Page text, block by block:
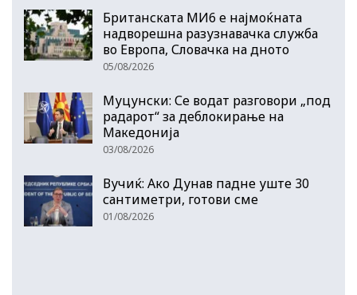
Британската МИ6 е најмоќната
надворешна разузнавачка служба
во Европа, Словачка на дното
05/08/2026
Муцунски: Се водат разговори „под
радарот“ за деблокирање на
Македонија
03/08/2026
Вучиќ: Ако Дунав падне уште 30
сантиметри, готови сме
01/08/2026